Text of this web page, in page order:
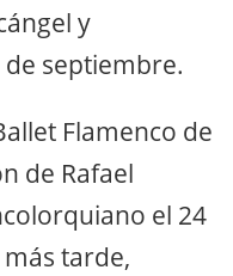
y
septiembre.
Flamenco de
de Rafael
el 24
tarde,